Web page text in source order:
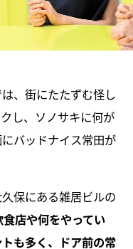
、街にたたずむ怪し
し、ソノサキに何が
バッドナイス常田が
保にある雑居ビルの
店や何をやってい
も多く、ドア前の常